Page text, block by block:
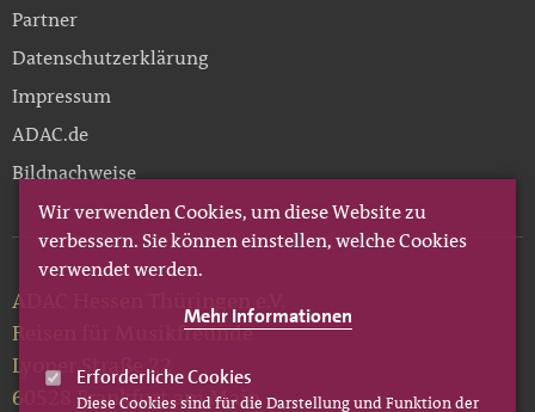
Partner
Datenschutzerklärung
Impressum
ADAC.de
Bildnachweise
ADAC Hessen Thüringen e.V.
Reisen für Musikfreunde
Lyoner Straße 22
60528 Frankfurt am Main
Wir verwenden Cookies, um diese Website zu
verbessern. Sie können einstellen, welche Cookies
verwendet werden.
Mehr Informationen
Erforderliche Cookies
Diese Cookies sind für die Darstellung und Funktion der